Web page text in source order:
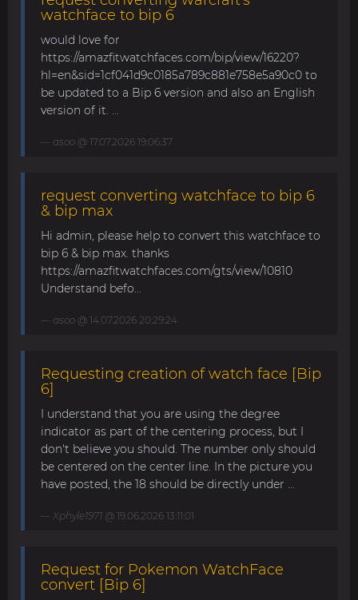
watchface to bip 6
would love for
https://amazfitwatchfaces.com/bip/view/16220?
hl=en&sid=1cf041d9c0185a789c881e758e5a90c0 to
be updated to a Bip 6 version and also an English
version of it. ...
asoo @ 17.07.2026 19:06:37
request converting watchface to bip 6
& bip max
Hi admin, please help to convert this watchface to
bip 6 & bip max. thanks
https://amazfitwatchfaces.com/gts/view/10810
Understand befo...
asoo @ 14.07.2026 20:29:24
Requesting creation of watch face [Bip
6]
I understand that you are using the degree
indicator as part of the centering process, but I
don't believe you should. The number only should
be centered on the center line. In the picture you
have posted, the 18 should be directly under ...
Xphyle1971 @ 19.06.2026 13:11:01
Request for Pokemon WatchFace
convert [Bip 6]